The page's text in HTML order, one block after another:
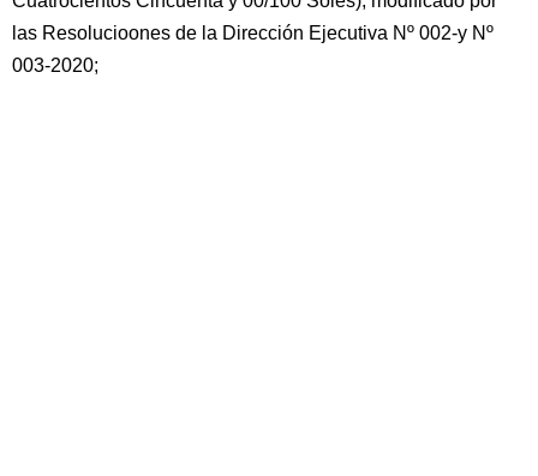
las Resolucioones de la Dirección Ejecutiva Nº 002-y Nº
003-2020;